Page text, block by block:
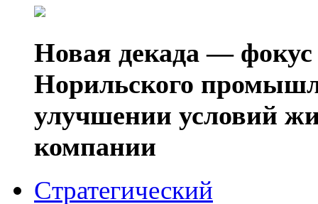
Новая декада — фокус
Норильского
улучшении условий
компании
Стратегический